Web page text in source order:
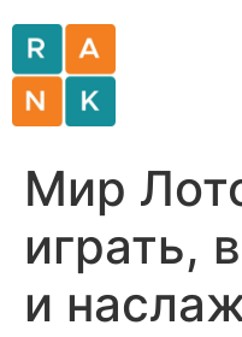
Мир
играть,
и